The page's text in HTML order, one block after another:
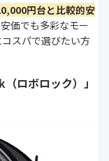
円台と比較的安
価でも多彩なモー
スパで選びたい方
ロボロック）」